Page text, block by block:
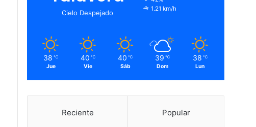
Cielo Despejado
1.21 km/h
38 ℃
Jue
40 ℃
Vie
40 ℃
Sáb
39 ℃
Dom
38 ℃
Lun
Reciente Popular